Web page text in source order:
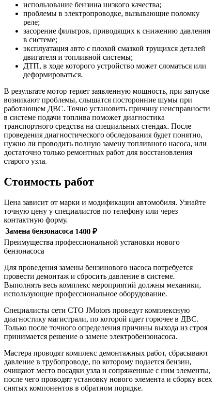
использование бензина низкого качества;
проблемы в электропроводке, вызывающие поломку
реле;
засорение фильтров, приводящих к снижению давления
в системе;
эксплуатация авто с плохой смазкой трущихся деталей
двигателя и топливной системы;
ДТП, в ходе которого устройство может сломаться или
деформироваться.
В результате мотор теряет заявленную мощность, при запуске
возникают проблемы, слышатся посторонние шумы при
работающем ДВС. Точно установить причину неисправности
в системе подачи топлива поможет диагностика
транспортного средства на специальных стендах. После
проведения диагностического обследования будет понятно,
нужно ли проводить полную замену топливного насоса, или
достаточно только ремонтных работ для восстановления
старого узла.
Стоимость работ
Цена зависит от марки и модификации автомобиля. Узнайте
точную цену у специалистов по телефону или через
контактную форму.
Замена бензонасоса 1400 ₽
Преимущества профессиональной установки нового
бензонасоса
Для проведения замены бензинового насоса потребуется
провести демонтаж и сбросить давление в системе.
Выполнять весь комплекс мероприятий должны механики,
использующие профессиональное оборудование.
Специалисты сети СТО JMotors проведут комплексную
диагностику магистрали, по которой идет горючее в ДВС.
Только после точного определения причины выхода из строя
принимается решение о замене электробензонасоса.
Мастера проводят комплекс демонтажных работ, сбрасывают
давление в трубопроводе, по которому подается бензин,
очищают место посадки узла и сопряженные с ним элементы,
после чего проводят установку нового элемента и сборку всех
снятых компонентов в обратном порядке.